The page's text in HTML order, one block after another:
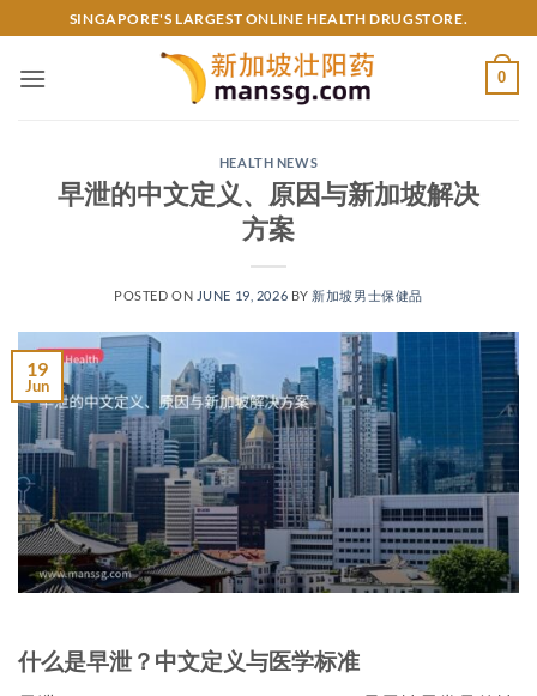
to
content
SINGAPORE'S LARGEST ONLINE HEALTH DRUGSTORE.
0
HEALTH NEWS
早泄的中文定义、原因与新加坡解决
方案
POSTED ON JUNE 19, 2026 BY 新加坡男士保健品
19
Jun
什么是早泄？中文定义与医学标准